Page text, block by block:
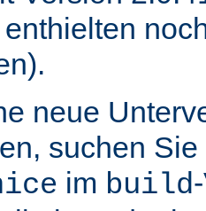
neue
suchen
im build